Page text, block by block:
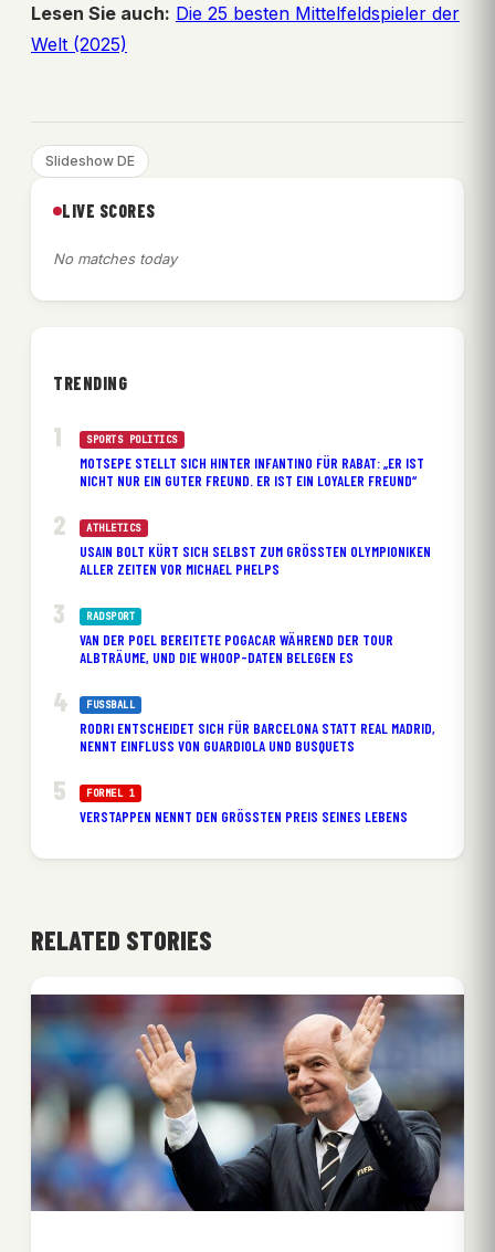
Lesen Sie auch: Die 25 besten Mittelfeldspieler der
Welt (2025)
Slideshow DE
LIVE SCORES
No matches today
TRENDING
SPORTS POLITICS
MOTSEPE STELLT SICH HINTER INFANTINO FÜR RABAT: „ER IST
NICHT NUR EIN GUTER FREUND. ER IST EIN LOYALER FREUND“
ATHLETICS
USAIN BOLT KÜRT SICH SELBST ZUM GRÖSSTEN OLYMPIONIKEN A
LLER ZEITEN VOR MICHAEL PHELPS
RADSPORT
VAN DER POEL BEREITETE POGACAR WÄHREND DER TOUR
ALBTRÄUME, UND DIE WHOOP-DATEN BELEGEN ES
FUSSBALL
RODRI ENTSCHEIDET SICH FÜR BARCELONA STATT REAL MADRID,
NENNT EINFLUSS VON GUARDIOLA UND BUSQUETS
FORMEL 1
VERSTAPPEN NENNT DEN GRÖSSTEN PREIS SEINES LEBENS
RELATED STORIES